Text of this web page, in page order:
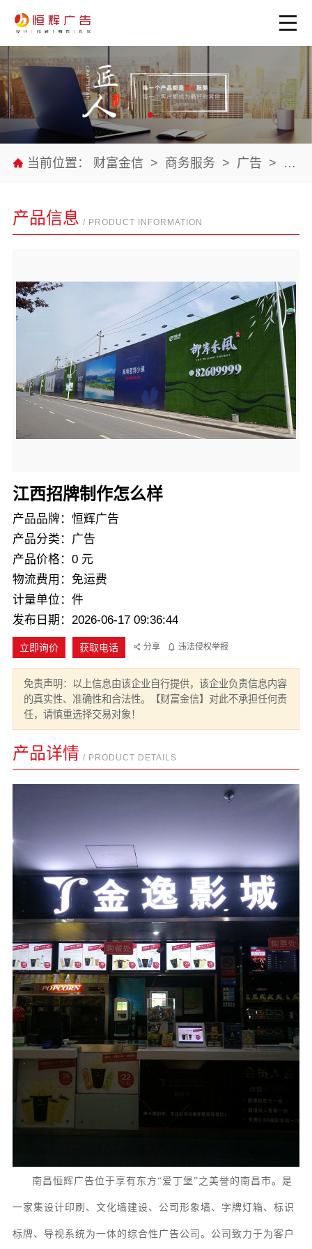
当前位置： 财富金信 > 商务服务 > 广告 > 公司
产品信息 / PRODUCT INFORMATION
江西招牌制作怎么样
产品品牌：恒辉广告
产品分类：广告
产品价格：0 元
物流费用：免运费
计量单位：件
发布日期：2026-06-17 09:36:44
立即询价 获取电话 分享 违法侵权举报
免责声明：以上信息由该企业自行提供，该企业负责信息内容
的真实性、准确性和合法性。【财富金信】对此不承担任何责
任，请慎重选择交易对象！
产品详情 / PRODUCT DETAILS
南昌恒辉广告位于享有东方“爱丁堡”之美誉的南昌市。 是
一家集设计印刷、 文化墙建设、 公司形象墙、字牌灯箱、 标识
标牌、 导视系统为一体的综合性广告公司。 公司致力于为客户